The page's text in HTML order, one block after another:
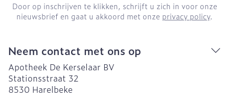
Door op inschrijven te klikken, schrijft u zich in voor onze
nieuwsbrief en gaat u akkoord met onze privacy policy.
Neem contact met ons op
Apotheek De Kerselaar BV
Stationsstraat 32
8530 Harelbeke